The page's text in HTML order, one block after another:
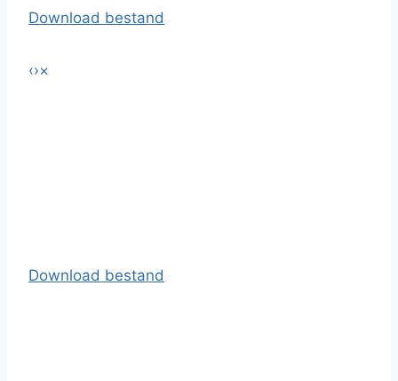
Download bestand
‹›×
Download bestand